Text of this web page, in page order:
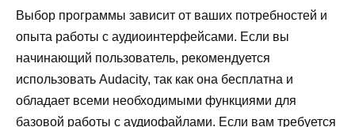
Выбор программы зависит от ваших потребностей и
опыта работы с аудиоинтерфейсами. Если вы
начинающий пользователь, рекомендуется
использовать Audacity, так как она бесплатна и
обладает всеми необходимыми функциями для
базовой работы с аудиофайлами. Если вам требуется